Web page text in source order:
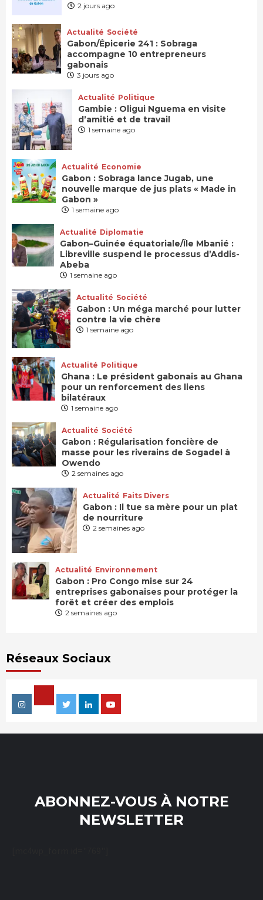
2 jours ago
Actualité Société
Gabon/Épicerie 241 : Sobraga
accompagne 10 entrepreneurs
gabonais
3 jours ago
Actualité Politique
Gambie : Oligui Nguema en visite
d’amitié et de travail
1 semaine ago
Actualité Economie
Gabon : Sobraga lance Jugab, une
nouvelle marque de jus plats « Made in
Gabon »
1 semaine ago
Actualité Diplomatie
Gabon–Guinée équatoriale/Île Mbanié :
Libreville suspend le processus d’Addis-
Abeba
1 semaine ago
Actualité Société
Gabon : Un méga marché pour lutter
contre la vie chère
1 semaine ago
Actualité Politique
Ghana : Le président gabonais au Ghana
pour un renforcement des liens
bilatéraux
1 semaine ago
Actualité Société
Gabon : Régularisation foncière de
masse pour les riverains de Sogadel à
Owendo
2 semaines ago
Actualité Faits Divers
Gabon : Il tue sa mère pour un plat
de nourriture
2 semaines ago
Actualité Environnement
Gabon : Pro Congo mise sur 24
entreprises gabonaises pour protéger la
forêt et créer des emplois
2 semaines ago
Réseaux Sociaux
Instagram
Facebook
TwitterLinkedin
ABONNEZ-VOUS À NOTRE
NEWSLETTER